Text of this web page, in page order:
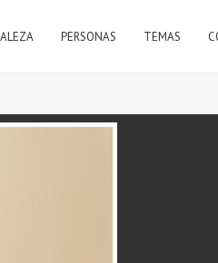
PERSONAS TEMAS
DE